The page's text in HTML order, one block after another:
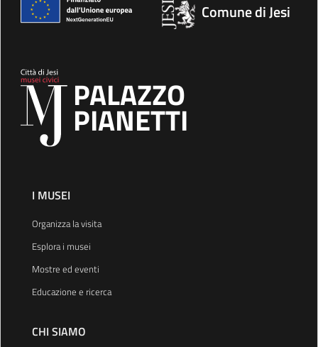
Comune di Jesi
PALAZZO
PIANETTI
I MUSEI
Organizza la visita
Esplora i musei
Mostre ed eventi
Educazione e ricerca
CHI SIAMO